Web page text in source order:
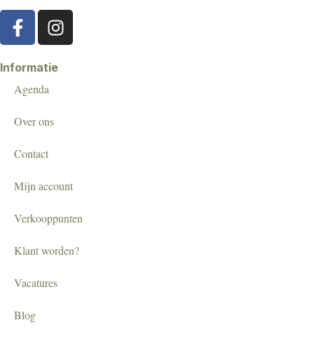
Informatie
Agenda
Over ons
Contact
Mijn account
Verkooppunten
Klant worden?
Vacatures
Blog